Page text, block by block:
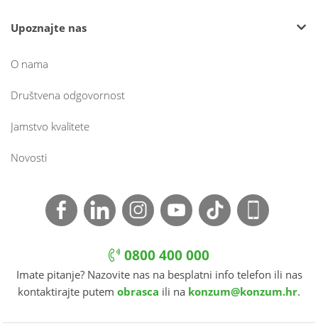
Upoznajte nas
O nama
Društvena odgovornost
Jamstvo kvalitete
Novosti
0800 400 000
Imate pitanje? Nazovite nas na besplatni info telefon ili nas
kontaktirajte putem obrasca ili na konzum@konzum.hr.